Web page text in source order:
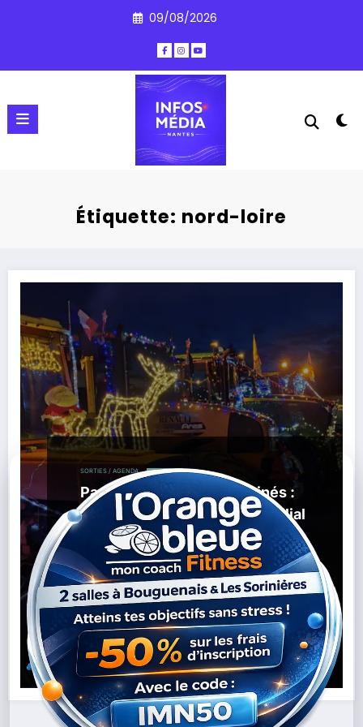
09/08/2026
Étiquette: nord-loire
SORTIES / AGENDA
Parade de tracteurs illuminés :
un rendez-vous festif et familial
à Casson et dans le secteur
19/11/2025 Casson ,Événement,Illuminés,
Jeunes-Agriculteurs,Noël,Nord-Loire,Parade,
Tracteurs
Lire la suite